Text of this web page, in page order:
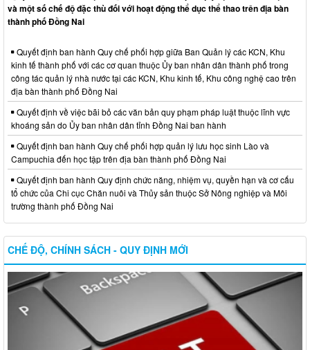
và một số chế độ đặc thù đối với hoạt động thể dục thể thao trên địa bàn
thành phố Đồng Nai
Quyết định ban hành Quy chế phối hợp giữa Ban Quản lý các KCN, Khu
kinh tế thành phố với các cơ quan thuộc Ủy ban nhân dân thành phố trong
công tác quản lý nhà nước tại các KCN, Khu kinh tế, Khu công nghệ cao trên
địa bàn thành phố Đồng Nai
Quyết định về việc bãi bỏ các văn bản quy phạm pháp luật thuộc lĩnh vực
khoáng sản do Ủy ban nhân dân tỉnh Đồng Nai ban hành
Quyết định ban hành Quy chế phối hợp quản lý lưu học sinh Lào và
Campuchia đến học tập trên địa bàn thành phố Đồng Nai
Quyết định ban hành Quy định chức năng, nhiệm vụ, quyền hạn và cơ cấu
tổ chức của Chi cục Chăn nuôi và Thủy sản thuộc Sở Nông nghiệp và Môi
trường thành phố Đồng Nai
CHẾ ĐỘ, CHÍNH SÁCH - QUY ĐỊNH MỚI